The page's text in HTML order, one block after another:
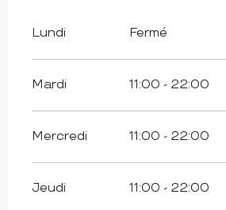
Lundi Fermé
Mardi 11:00 - 22:00
Mercredi 11:00 - 22:00
Jeudi 11:00 - 22:00